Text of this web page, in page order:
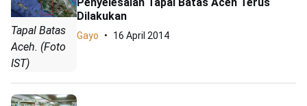
Tapal Batas
Aceh. (Foto
IST)
Penyelesaian Tapal Batas Aceh Terus
Dilakukan
Gayo 16 April 2014